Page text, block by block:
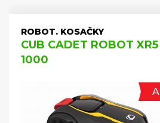
ROBOT. KOSAČKY
CUB CADET ROBOT XR5
1000